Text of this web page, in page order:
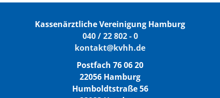
Kassenärztliche Vereinigung Hamburg
040 / 22 802 - 0
kontakt@kvhh.de
Postfach 76 06 20
22056 Hamburg
Humboldtstraße 56